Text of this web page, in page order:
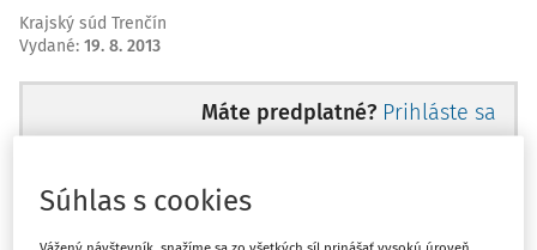
Krajský súd Trenčín
Vydané: 19. 8. 2013
Máte predplatné? Prihláste sa
Súhlas s cookies